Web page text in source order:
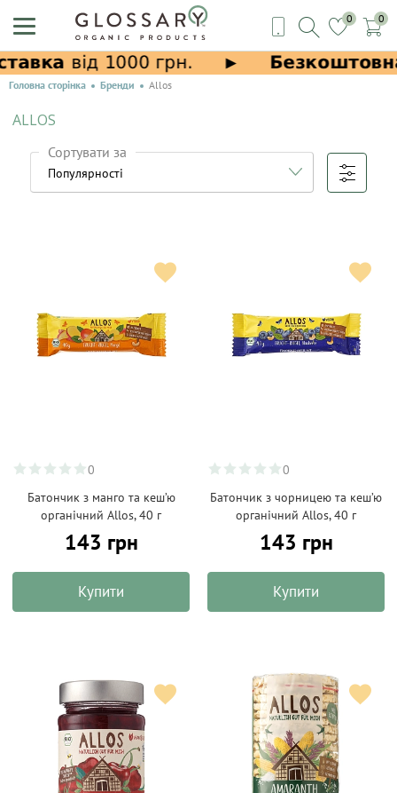
0 0
Головна сторінка Бренди Allos
ALLOS
Сортувати за
0
Батончик з манго та кеш’ю
органічний Allos, 40 г
143 грн
Купити
0
Батончик з чорницею та кеш’ю
органічний Allos, 40 г
143 грн
Купити